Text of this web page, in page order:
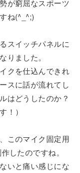
が窮屈なスポーツ
ね(^_^;)
スイッチパネルに
りました。
クを仕込んできれ
スに話が流れてし
はどうしたのか？
！）
このマイク固定用
したのですね。
いと痛い感じにな